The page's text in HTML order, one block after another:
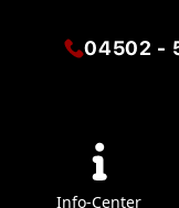
04502 -
Info-Center